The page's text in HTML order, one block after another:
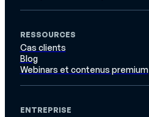
RESSOURCES
Cas clients
Blog
Webinars et contenus premium
ENTREPRISE